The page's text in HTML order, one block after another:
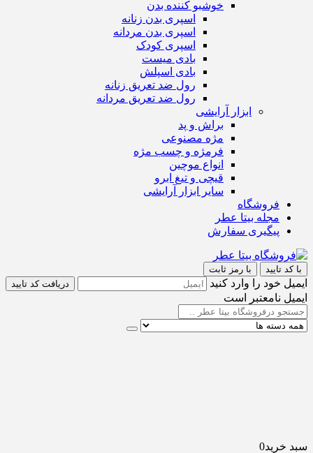
خوشبو کننده بدن
اسپری بدن زنانه
اسپری بدن مردانه
اسپری کودک
بادی میست
بادی اسپلش
رول ضد تعریق زنانه
رول ضد تعریق مردانه
ابزار آرایشی
براش و پد
مژه مصنوعی
فرمژه و چسب مژه
انواع موچین
قیچی و تیغ ابرو
سایر ابزار آرایشی
فروشگاه
مجله بیتا عطر
پیگیری سفارش
با کد تایید با رمز ثابت
ایمیل خود را وارد کنید دریافت کد تایید
ایمیل نامعتبر است
سبد خرید0